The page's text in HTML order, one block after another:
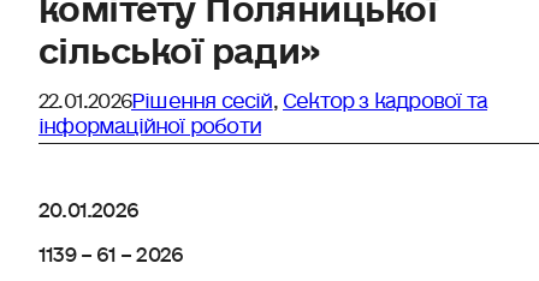
сільської ради»
22.01.2026Рішення сесій Сектор з кадрової та
інформаційної роботи
20.01.2026
1139 – 61 – 2026